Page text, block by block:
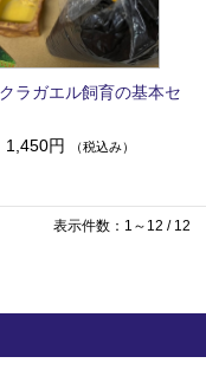
ラガエル飼育の基本セ
1,450円
（税込み）
表示件数：1～12 / 12